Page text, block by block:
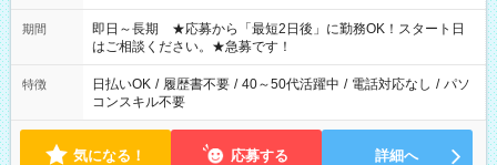
その他にも勤務時間多数！ 日勤のみ、残業なし、交替制など
ご希望を教えてください！
期間
即日～長期 ★応募から「最短2日後」に勤務OK！スタート日
はご相談ください。★急募です！
特徴 日払いOK / 履歴書不要 / 40～50代活躍中 / 電話対応なし / パソ
コンスキル不要
気になる！ 応募する 詳細へ